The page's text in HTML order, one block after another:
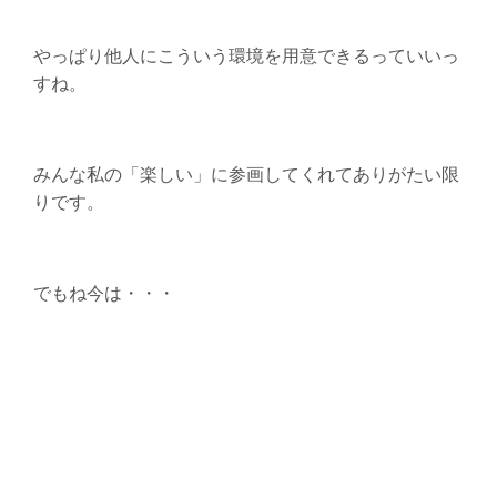
やっぱり他人にこういう環境を用意できるっていいっ
すね。
みんな私の「楽しい」に参画してくれてありがたい限
りです。
でもね今は・・・